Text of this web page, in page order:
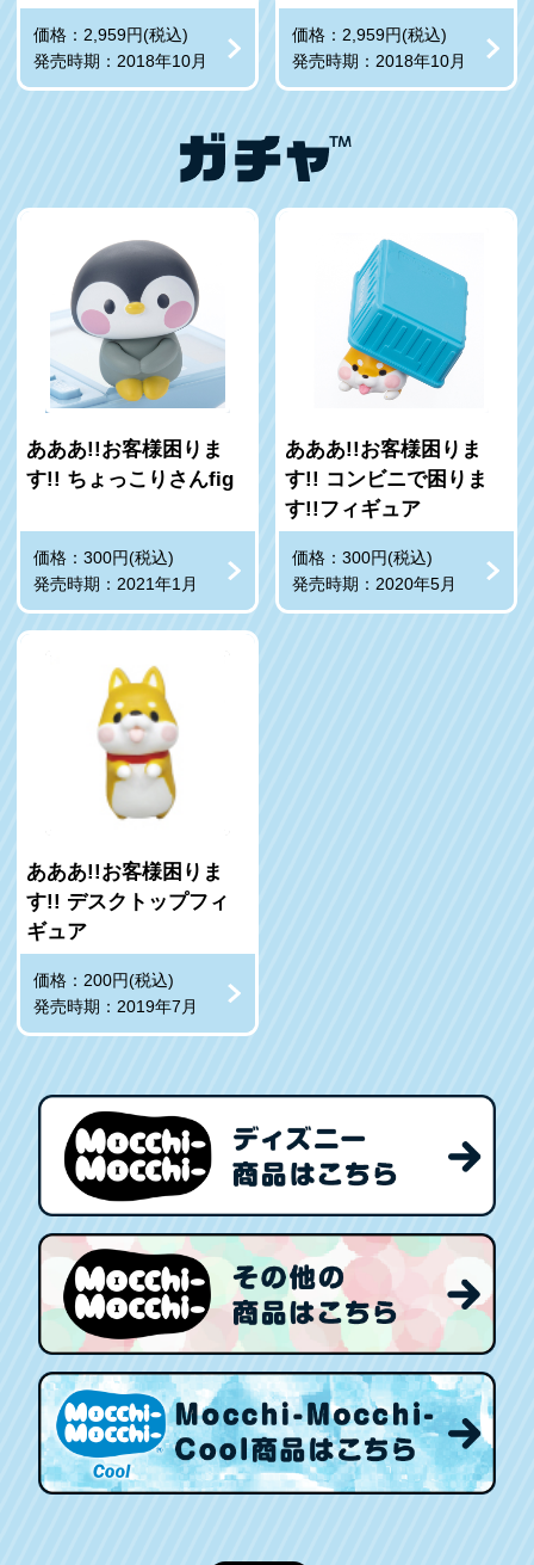
価格：2,959円(税込)
発売時期：2018年10月
価格：2,959円(税込)
発売時期：2018年10月
あああ!!お客様困りま
す!! ちょっこりさんfig
価格：300円(税込)
発売時期：2021年1月
あああ!!お客様困りま
す!! コンビニで困りま
す!!フィギュア
価格：300円(税込)
発売時期：2020年5月
あああ!!お客様困りま
す!! デスクトップフィ
ギュア
価格：200円(税込)
発売時期：2019年7月